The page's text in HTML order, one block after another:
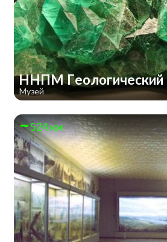
ННПМ Геологический
Музей
524 км